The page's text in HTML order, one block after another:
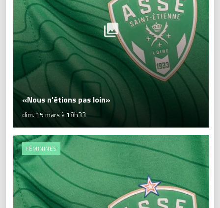
«Nous n'étions pas loin»
dim. 15 mars à 18h33
FÉMININES